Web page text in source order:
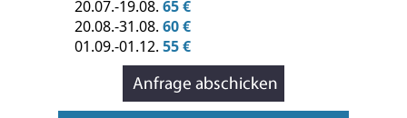
20.07.-19.08. 65 €
20.08.-31.08. 60 €
01.09.-01.12. 55 €